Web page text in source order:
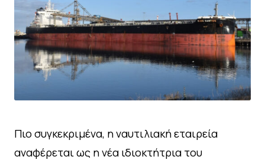
Πιο συγκεκριμένα, η ναυτιλιακή εταιρεία
αναφέρεται ως η νέα ιδιοκτήτρια του